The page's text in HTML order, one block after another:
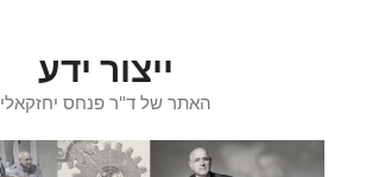
ייצור ידע
האתר של ד"ר פנחס יחזקאלי